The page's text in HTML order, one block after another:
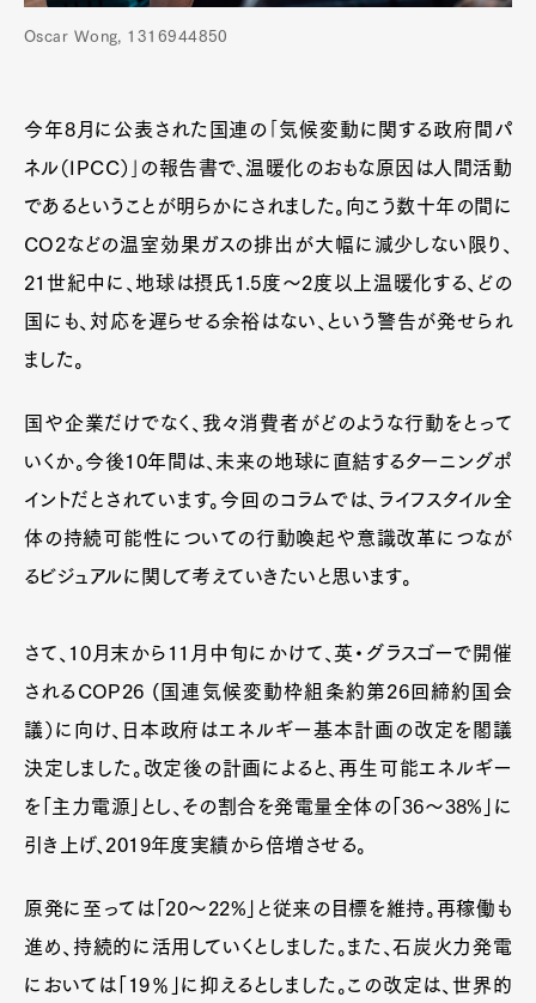
Oscar Wong, 1316944850
今年8月に公表された国連の｢気候変動に関する政府間パ
ネル（IPCC）｣の報告書で、温暖化のおもな原因は人間活動
であるということが明らかにされました。向こう数十年の間に
CO2などの温室効果ガスの排出が大幅に減少しない限り、
21世紀中に、地球は摂氏1.5度〜2度以上温暖化する、どの
国にも、対応を遅らせる余裕はない、という警告が発せられ
ました。
国や企業だけでなく、我々消費者がどのような行動をとって
いくか。今後10年間は、未来の地球に直結するターニングポ
イントだとされています。今回のコラムでは、ライフスタイル全
体の持続可能性についての行動喚起や意識改革につなが
るビジュアルに関して考えていきたいと思います。
さて、10月末から11月中旬にかけて、英・グラスゴーで開催
されるCOP26 (国連気候変動枠組条約第26回締約国会
議）に向け、日本政府はエネルギー基本計画の改定を閣議
決定しました。改定後の計画によると、再生可能エネルギー
を「主力電源」とし、その割合を発電量全体の「36～38%」に
引き上げ、2019年度実績から倍増させる。
原発に至っては「20～22%」と従来の目標を維持。再稼働も
進め、持続的に活用していくとしました。また、石炭火力発電
においては「19％」に抑えるとしました。この改定は、世界的